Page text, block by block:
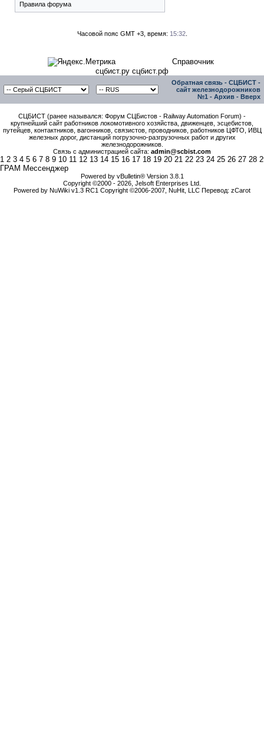
Правила форума
Часовой пояс GMT +3, время: 15:32.
Справочник
сцбист.ру сцбист.рф
Обратная связь - СЦБИСТ -
сайт железнодорожников
№1 - Архив - Вверх
СЦБИСТ (ранее назывался: Форум СЦБистов - Railway Automation Forum) -
крупнейший сайт работников локомотивного хозяйства, движенцев, эсцебистов,
путейцев, контактников, вагонников, связистов, проводников, работников ЦФТО, ИВЦ
железных дорог, дистанций погрузочно-разгрузочных работ и других
железнодорожников.
Связь с администрацией сайта: admin@scbist.com
1 2 3 4 5 6 7 8 9 10 11 12 13 14 15 16 17 18 19 20 21 22 23 24 25 26 27 28
ГРАМ Мессенджер
Powered by vBulletin® Version 3.8.1
Copyright ©2000 - 2026, Jelsoft Enterprises Ltd.
Powered by NuWiki v1.3 RC1 Copyright ©2006-2007, NuHit, LLC Перевод: zCarot